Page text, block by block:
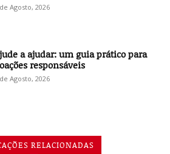
Agosto, 2026
a ajudar: um guia prático para
responsáveis
Agosto, 2026
RELACIONADAS